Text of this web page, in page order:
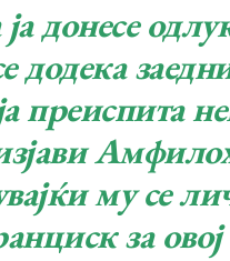
донесе
додека
преиспита
му се
за овој